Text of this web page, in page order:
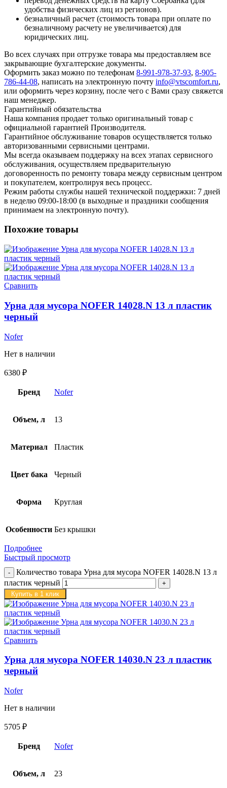
удобства физических лиц из регионов).
безналичный расчет (стоимость товара при оплате по
безналичному расчету не увеличивается) для
юридических лиц.
Во всех случаях при отгрузке товара мы предоставляем все
закрывающие бухгалтерские документы.
Оформить заказ можно по телефонам 8-991-978-37-93, 8-905-
786-44-08, написать на электронную почту info@vtscomfort.ru,
или оформить через корзину, после чего с Вами сразу свяжется
наш менеджер.
Гарантийный обязательства
Наша компания продает только оригинальный товар с
официальной гарантией Производителя.
Гарантийное обслуживание товаров осуществляется только
авторизованными сервисными центрами.
Мы всегда оказываем поддержку на всех этапах сервисного
обслуживания, осуществляем предварительную
договоренность по ремонту товара между сервисным центром
и покупателем, контролируя весь процесс.
Режим работы службы нашей технической поддержки: 7 дней
в неделю 09:00-18:00 (в выходные и праздники сообщения
принимаем на электронную почту).
Похожие товары
Сравнить
Урна для мусора NOFER 14028.N 13 л пластик
черный
Nofer
Нет в наличии
6380 ₽
Бренд Nofer
Объем, л 13
Материал Пластик
Цвет бака Черный
Форма Круглая
Особенности Без крышки
Подробнее
Быстрый просмотр
Количество товара Урна для мусора NOFER 14028.N 13 л
пластик черный
Купить в 1 клик
Сравнить
Урна для мусора NOFER 14030.N 23 л пластик
черный
Nofer
Нет в наличии
5705 ₽
Бренд Nofer
Объем, л 23